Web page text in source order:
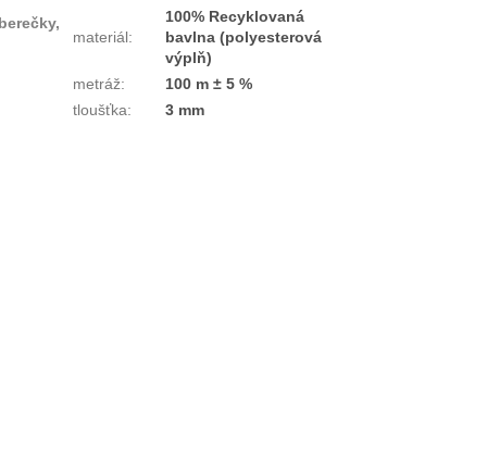
materiál:
100% Recyklovaná
bavlna (polyesterová
výplň)
metráž:
100 m ± 5 %
tloušťka: 3 mm